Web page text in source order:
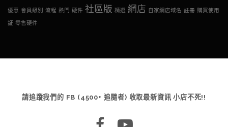
優惠 會員級別 流程 熱門 硬件 社區版 精選 網店 自家網店域名 註冊 購買使用
証 零售硬件
請追蹤我們的 FB (4500+ 追隨者) 收取最新資訊 小店不死!!